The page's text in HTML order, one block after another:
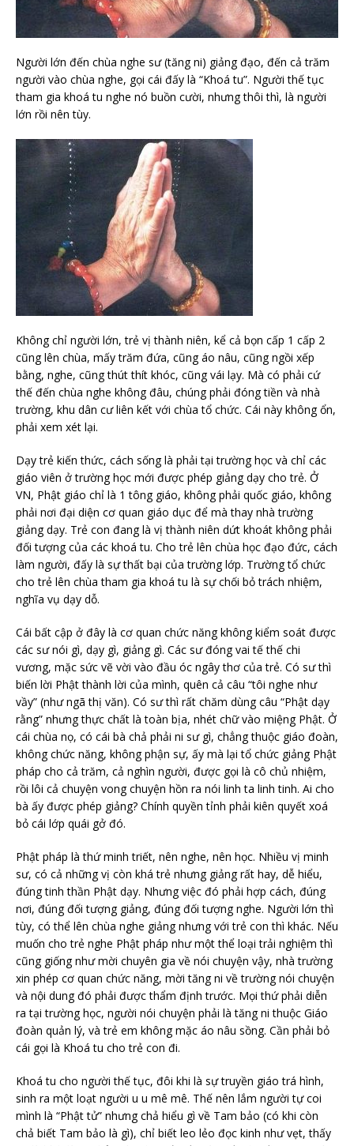
Người lớn đến chùa nghe sư (tăng ni) giảng đạo, đến cả trăm
người vào chùa nghe, gọi cái đấy là “Khoá tu”. Người thế tục
tham gia khoá tu nghe nó buồn cười, nhưng thôi thì, là người
lớn rồi nên tùy.
Không chỉ người lớn, trẻ vị thành niên, kể cả bọn cấp 1 cấp 2
cũng lên chùa, mấy trăm đứa, cũng áo nâu, cũng ngồi xếp
bằng, nghe, cũng thút thít khóc, cũng vái lạy. Mà có phải cứ
thế đến chùa nghe không đâu, chúng phải đóng tiền và nhà
trường, khu dân cư liên kết với chùa tổ chức. Cái này không ổn,
phải xem xét lại.
Dạy trẻ kiến thức, cách sống là phải tại trường học và chỉ các
giáo viên ở trường học mới được phép giảng dạy cho trẻ. Ở
VN, Phật giáo chỉ là 1 tông giáo, không phải quốc giáo, không
phải nơi đại diện cơ quan giáo dục để mà thay nhà trường
giảng dạy. Trẻ con đang là vị thành niên dứt khoát không phải
đối tượng của các khoá tu. Cho trẻ lên chùa học đạo đức, cách
làm người, đấy là sự thất bại của trường lớp. Trường tổ chức
cho trẻ lên chùa tham gia khoá tu là sự chối bỏ trách nhiệm,
nghĩa vụ dạy dỗ.
Cái bất cập ở đây là cơ quan chức năng không kiểm soát được
các sư nói gì, dạy gì, giảng gì. Các sư đóng vai tế thế chi
vương, mặc sức vẽ vời vào đầu óc ngây thơ của trẻ. Có sư thì
biến lời Phật thành lời của mình, quên cả câu “tôi nghe như
vầy” (như ngã thị văn). Có sư thì rất chăm dùng câu “Phật dạy
rằng” nhưng thực chất là toàn bịa, nhét chữ vào miệng Phật. Ở
cái chùa nọ, có cái bà chả phải ni sư gì, chẳng thuộc giáo đoàn,
không chức năng, không phận sự, ấy mà lại tổ chức giảng Phật
pháp cho cả trăm, cả nghìn người, được gọi là cô chủ nhiệm,
rồi lôi cả chuyện vong chuyện hồn ra nói linh ta linh tinh. Ai cho
bà ấy được phép giảng? Chính quyền tỉnh phải kiên quyết xoá
bỏ cái lớp quái gở đó.
Phật pháp là thứ minh triết, nên nghe, nên học. Nhiều vị minh
sư, có cả những vị còn khá trẻ nhưng giảng rất hay, dễ hiểu,
đúng tinh thần Phật dạy. Nhưng việc đó phải hợp cách, đúng
nơi, đúng đối tượng giảng, đúng đối tượng nghe. Người lớn thì
tùy, có thể lên chùa nghe giảng nhưng với trẻ con thì khác. Nếu
muốn cho trẻ nghe Phật pháp như một thể loại trải nghiệm thì
cũng giống như mời chuyên gia về nói chuyện vậy, nhà trường
xin phép cơ quan chức năng, mời tăng ni về trường nói chuyện
và nội dung đó phải được thẩm định trước. Mọi thứ phải diễn
ra tại trường học, người nói chuyện phải là tăng ni thuộc Giáo
đoàn quản lý, và trẻ em không mặc áo nâu sồng. Cần phải bỏ
cái gọi là Khoá tu cho trẻ con đi.
Khoá tu cho người thế tục, đôi khi là sự truyền giáo trá hình,
sinh ra một loạt người u u mê mê. Thế nên lắm người tự coi
mình là “Phật tử” nhưng chả hiểu gì về Tam bảo (có khi còn
chả biết Tam bảo là gì), chỉ biết leo lẻo đọc kinh như vẹt, thấy